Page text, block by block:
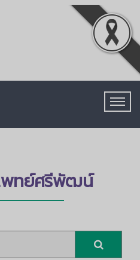
พทย์ศรีพัฒน์